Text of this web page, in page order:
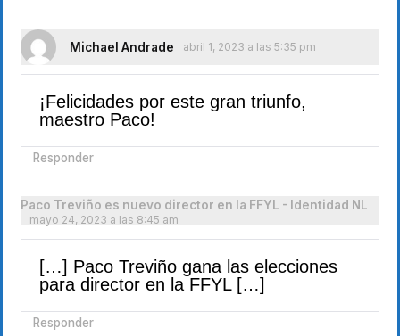
Michael Andrade abril 1, 2023 a las 5:35 pm
¡Felicidades por este gran triunfo,
maestro Paco!
Responder
Paco Treviño es nuevo director en la FFYL - Identidad NL
mayo 24, 2023 a las 8:45 am
[…] Paco Treviño gana las elecciones
para director en la FFYL […]
Responder